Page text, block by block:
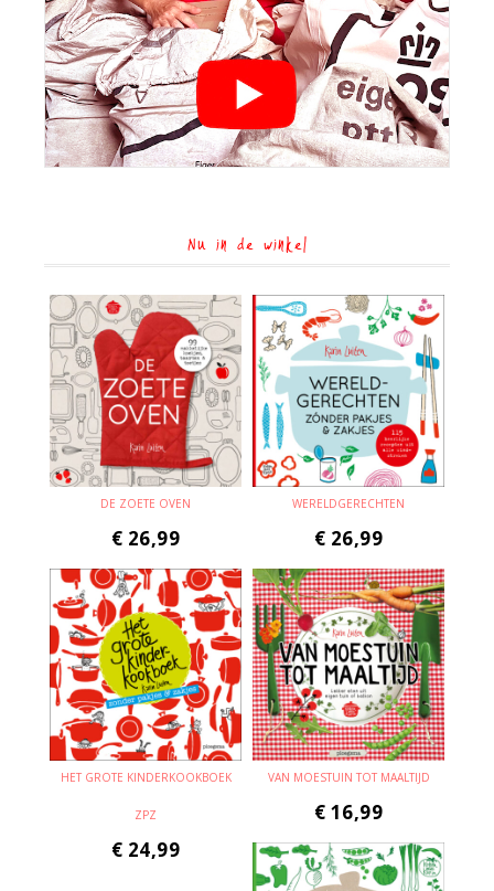
Nu in de winkel
DE ZOETE OVEN
€ 26,99
WERELDGERECHTEN
€ 26,99
HET GROTE KINDERKOOKBOEK
ZPZ
€ 24,99
VAN MOESTUIN TOT MAALTIJD
€ 16,99